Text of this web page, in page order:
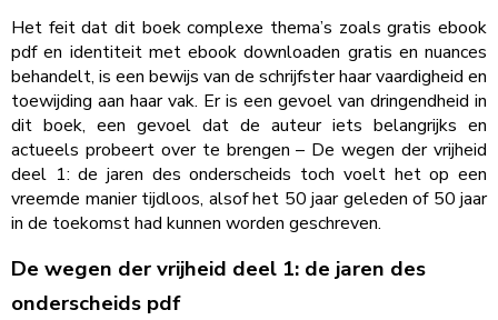
Het feit dat dit boek complexe thema’s zoals gratis ebook
pdf en identiteit met ebook downloaden gratis en nuances
behandelt, is een bewijs van de schrijfster haar vaardigheid en
toewijding aan haar vak. Er is een gevoel van dringendheid in
dit boek, een gevoel dat de auteur iets belangrijks en
actueels probeert over te brengen – De wegen der vrijheid
deel 1: de jaren des onderscheids toch voelt het op een
vreemde manier tijdloos, alsof het 50 jaar geleden of 50 jaar
in de toekomst had kunnen worden geschreven.
De wegen der vrijheid deel 1: de jaren des
onderscheids pdf